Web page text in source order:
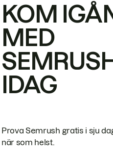
KOM
MED
IDAG
Prova Semrush gratis i sju
när som helst.